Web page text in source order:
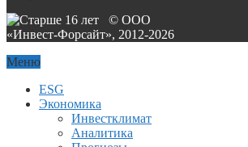
© ООО
«Инвест-Форсайт», 2012-2026
Меню
ESG
Экономика
Инвестклимат
Аналитика